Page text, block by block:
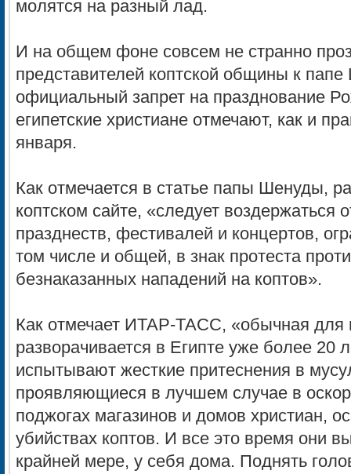
молятся на разный лад.
И на общем фоне совсем не странно
представителей коптской общины к
официальный запрет на празднование
египетские христиане отмечают, как и
января.
Как отмечается в статье папы Шенуды,
коптском сайте, «следует
празднеств, фестивалей и концертов,
том числе и общей, в знак протеста
безнаказанных нападений на коптов».
Как отмечает ИТАР-ТАСС, «обычная для
разворачивается в Египте уже более 20
испытывают жесткие притеснения в
проявляющиеся в лучшем случае в
поджогах магазинов и домов христиан,
убийствах коптов. И все это время они
крайней мере, у себя дома. Поднять